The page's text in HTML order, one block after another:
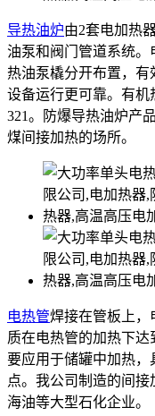
导热油炉由2套电加热
油泵和阀门管道系统
热油泵橇分开布置，
设备运行更可靠。有
321。防爆导热油炉产
煤间接加热的场所。
电热管焊接在管板上，
质在电热管的加热下
要应用于储罐中加热
点。我公司制造的间
海油等大型石化企业。